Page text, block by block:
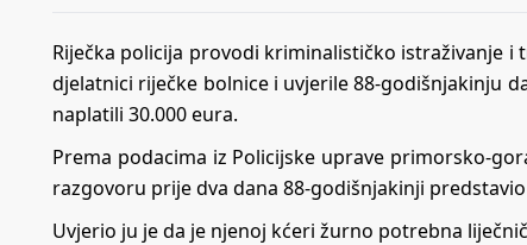
Riječka policija provodi kriminalističko istraživanje i
djelatnici riječke bolnice i uvjerile 88-godišnjakinju
naplatili 30.000 eura.
Prema podacima iz Policijske uprave primorsko-
razgovoru prije dva dana 88-godišnjakinji
Uvjerio ju je da je njenoj kćeri žurno potrebna